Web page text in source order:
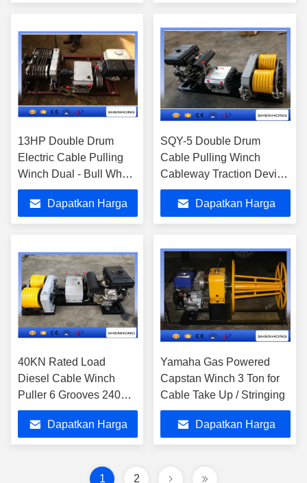
13HP Double Drum
Electric Cable Pulling
Winch Dual - Bull Wheel
Powered Winch
Dapatkan Harga
SQY-5 Double Drum
Cable Pulling Winch
Cableway Traction Device
1520×880×770 mm
Dapatkan Harga
40KN Rated Load
Diesel Cable Winch
Puller 6 Grooves 240
mm Bottom Diameter
Dapatkan Harga
Yamaha Gas Powered
Capstan Winch 3 Ton for
Cable Take Up / Stringing
Dapatkan Harga
1 2